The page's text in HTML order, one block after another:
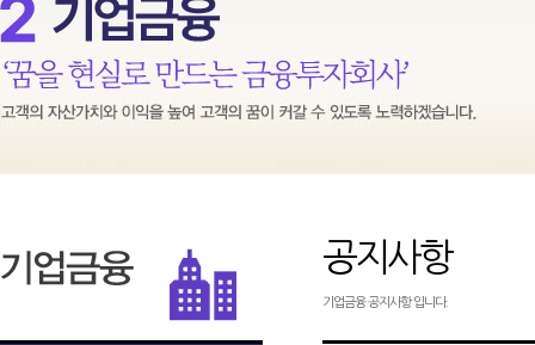
공지사항
기업금융 공지사항 입니다.